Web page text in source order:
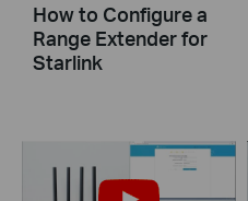
How to Configure a
Range Extender for
Starlink